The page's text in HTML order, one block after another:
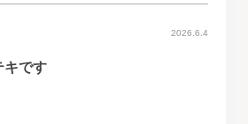
2026.6.4
キです